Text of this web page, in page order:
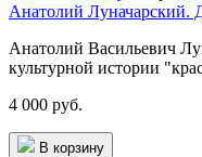
Анатолий Луначарский.
Анатолий Васильевич
культурной истории
4 000 руб.
В корзину